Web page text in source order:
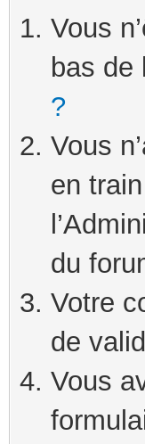
Vous
bas
?
Vous
en
du
Votre
de
Vous